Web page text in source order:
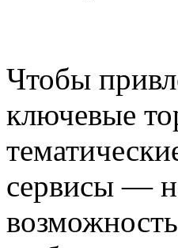
Чтобы
ключевые
сервисы —